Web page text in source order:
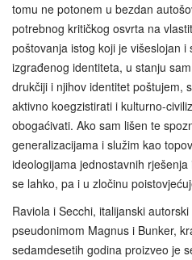
tomu ne potonem u bezdan
potrebnog kritičkog osvrta na
poštovanja istog koji je višeslojan i
izgrađenog identiteta, u stanju
drukčiji i njihov identitet poštujem,
aktivno koegzistirati i kulturno-
obogaćivati. Ako sam lišen te
generalizacijama i služim kao
ideologijama jednostavnih
se lahko, pa i u zločinu
Raviola i Secchi, italijanski
pseudonimom Magnus i Bunker,
sedamdesetih godina proizveo je